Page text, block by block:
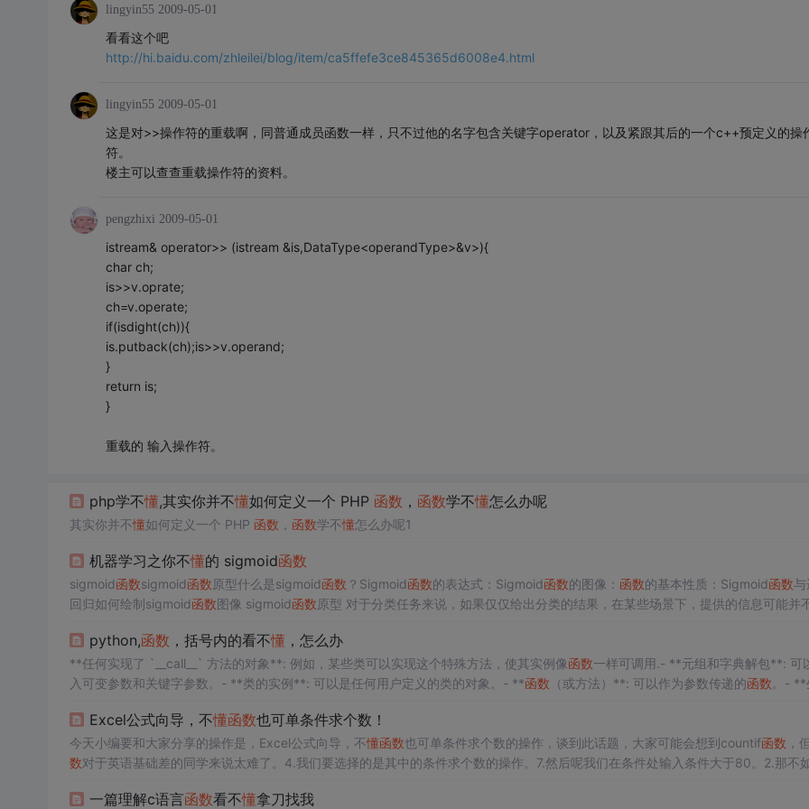
lingyin55 2009-05-01
看看这个吧
http://hi.baidu.com/zhleilei/blog/item/ca5ffefe3ce845365d6008e4.html
lingyin55 2009-05-01
这是对>>操作符的重载啊，同普通成员函数一样，只不过他的名字包含关键字operator，以及紧跟其后的一个c++预定义的操
符。
楼主可以查查重载操作符的资料。
pengzhixi 2009-05-01
istream& operator>> (istream &is,DataType<operandType>&v>){
char ch;
is>>v.oprate;
ch=v.operate;
if(isdight(ch)){
is.putback(ch);is>>v.operand;
}
return is;
}
重载的 输入操作符。
php学不懂,其实你并不懂如何定义一个 PHP 函数 ， 函数学不懂怎么办呢
其实你并不懂如何定义一个 PHP 函数 ， 函数学不懂怎么办呢1
机器学习之你不懂的 sigmoid函数
sigmoid函数sigmoid函数原型什么是sigmoid函数 ？Sigmoid函数的表达式：Sigmoid函数的图像： 函数的基本性质：Sigmoid函数与
回归如何绘制sigmoid函数图像 sigmoid函数原型 对于分类任务来说，如果仅仅给出分类的结果，在某些场景下，提供的信息可能并
python,函数 ，括号内的看不懂 ，怎么办
**任何实现了 `__call__` 方法的对象**: 例如，某些类可以实现这个特殊方法，使其实例像函数一样可调用.- **元组和字典解包**: 可
入可变参数和关键字参数。- **类的实例**: 可以是任何用户定义的类的对象。- **函数 （或方法）**: 可以作为参数传递的函数 。-
*元组**: `tuple`
Excel公式向导，不懂函数也可单条件求个数！
今天小编要和大家分享的操作是，Excel公式向导，不懂函数也可单条件求个数的操作，谈到此话题，大家可能会想到countif函数 ，
数对于英语基础差的同学来说太难了。4.我们要选择的是其中的条件求个数的操作。7.然后呢我们在条件处输入条件大于80。2.那不
区域。6.那我们选择的就是成绩这一列。8.然后我们将这个条件添加一下。3.然后呢选择公式向导按钮。
一篇理解c语言函数看不懂拿刀找我